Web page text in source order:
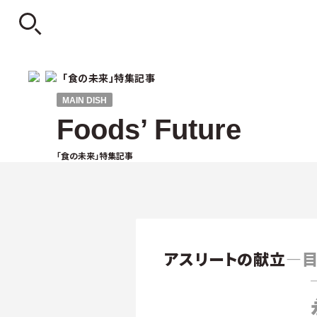
「食の未来」特集記事
MAIN DISH
Foods’ Future
「食の未来」特集記事
アスリートの献立―